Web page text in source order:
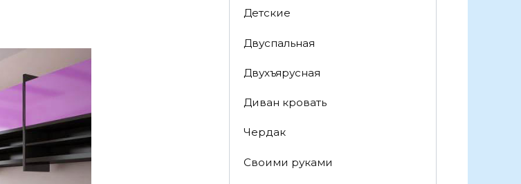
Детские
Двуспальная
Двухъярусная
Диван кровать
Чердак
Своими руками